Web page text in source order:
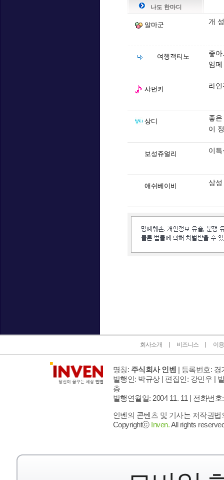
나도 한마디
알마군 개
여행객티노
좋
임
샤먼키 라
상디
좋
이
보성쥬얼리 이
애쉬베이비 상성
회사소개 비즈니스 이
명칭: 주식회사 인벤 | 등록번호: 경
발행인: 박규상 | 편집인: 강민우 |
층
발행연월일: 2004 11. 11 | 전화번호
인벤의 콘텐츠 및 기사는 저작권
Copyrightⓒ Inven.All rights